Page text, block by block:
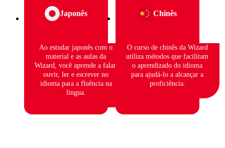
Japonês
Ao estudar japonês com o
material e as aulas da
Wizard, você aprende a falar,
ouvir, ler e escrever no
idioma para a fluência na
língua.
Chinês
O curso de chinês da Wizard
utiliza métodos que facilitam
o aprendizado do idioma
para ajudá-lo a alcançar a
proficiência.